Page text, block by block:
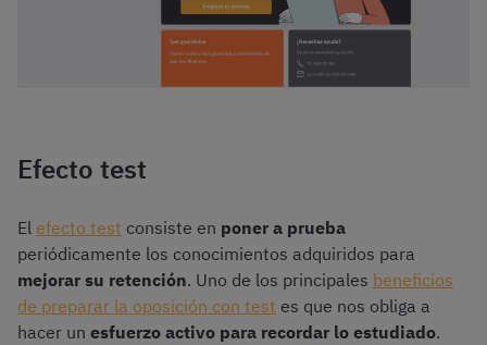
Efecto test
El efecto test consiste en poner a prueba
periódicamente los conocimientos adquiridos para
mejorar su retención. Uno de los principales beneficios
de preparar la oposición con test es que nos obliga a
hacer un esfuerzo activo para recordar lo estudiado.